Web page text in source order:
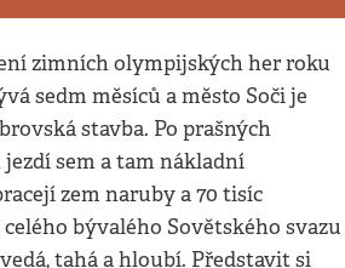
zimních olympijských her roku
sedm měsíců a město Soči je
stavba. Po prašných
jezdí sem a tam nákladní
zem naruby a 70 tisíc
bývalého Sovětského svazu
tahá a hloubí. Představit si